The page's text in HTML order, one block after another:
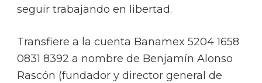
seguir trabajando en libertad.
Transfiere a la cuenta Banamex 5204 1658
0831 8392 a nombre de Benjamín Alonso
Rascón (fundador y director general de